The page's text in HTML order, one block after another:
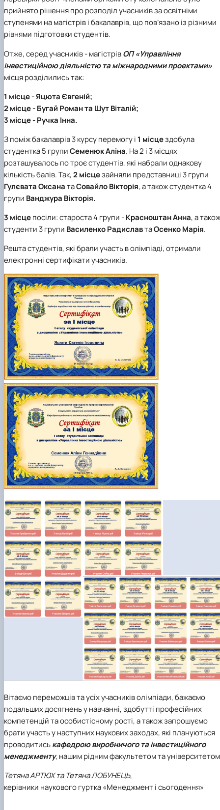
прийнято рішення про розподіл учасників за освітніми
ступенями на магістрів і бакалаврів, що пов’язано із різними
рівнями підготовки студентів.
Отже, серед учасників - магістрівОП «Управління
інвестиційною діяльністю та міжнародними проектами»
місця розділились так:
1 місце - Яцюта Євгеній;
2 місце - Бугай Роман та Шут Віталій;
3 місце - Ручка Інна.
З поміж бакалаврів 3 курсу перемогу і 1 місцездобула
студентка 5 групиСеменюк Аліна. На 2 і 3 місцях
розташувалось по троє студентів, які набрали однакову
кількість балів. Так,2 місцезайняли представниці 3 групи
Гулєвата ОксанатаСовайло Вікторія, а також студентка 4
групи Ванджура Вікторія.
3 місцепосіли: староста 4 групи -Красноштан Анна, а також
студенти 3 групи Василенко РадиславтаОсенко Марія.
Решта студентів, які брали участь в олімпіаді, отримали
електронні сертифікати учасників.
Вітаємо переможців та усіх учасників олімпіади, бажаємо
подальших досягнень у навчанні, здобутті професійних
компетенцій та особистісному рості, а також запрошуємо
брати участь у наступних наукових заходах, які плануються
проводитиськафедрою виробничого та інвестиційного
менеджменту, нашим рідним факультетом та
Тетяна АРТЮХ та Тетяна ЛОБУНЕЦЬ,
керівники наукового гуртка «Менеджмент і сьогодення»